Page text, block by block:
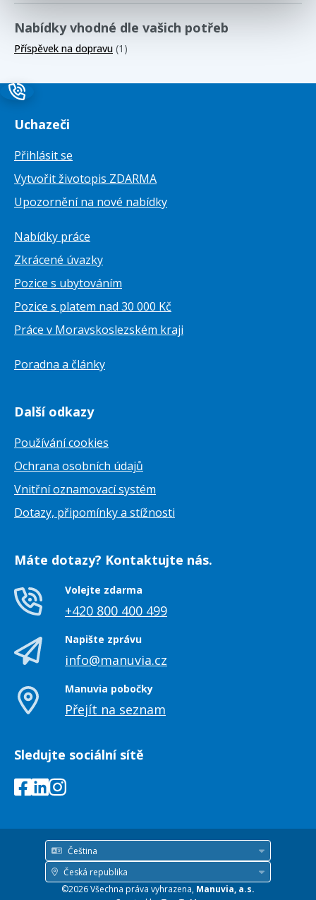
Nabídky vhodné dle vašich potřeb
Příspěvek na dopravu (1)
Uchazeči
Přihlásit se
Vytvořit životopis ZDARMA
Upozornění na nové nabídky
Nabídky práce
Zkrácené úvazky
Pozice s ubytováním
Pozice s platem nad 30 000 Kč
Práce v Moravskoslezském kraji
Poradna a články
Další odkazy
Používání cookies
Ochrana osobních údajů
Vnitřní oznamovací systém
Dotazy, připomínky a stížnosti
Máte dotazy? Kontaktujte nás.
Volejte zdarma
+420 800 400 499
Napište zprávu
info@manuvia.cz
Manuvia pobočky
Přejít na seznam
Sledujte sociální sítě
Čeština
Jazyk
Česká republika
Země
©2026 Všechna práva vyhrazena, Manuvia, a.s.